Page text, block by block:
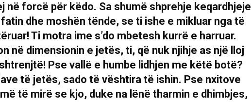
në forcë për këdo. Sa shumë shprehje keqardhjeje
dhe moshën tënde, se ti ishe e mikluar nga të
Ti motra ime s’do mbetesh kurrë e harruar.
në dimensionin e jetës, ti, që nuk njihje as një lloj
Pse vallë e humbe lidhjen me këtë botë?
të jetës, sado të vështira të ishin. Pse nxitove
të mirë se kjo, duke na lënë tharmin e dhimbjes,